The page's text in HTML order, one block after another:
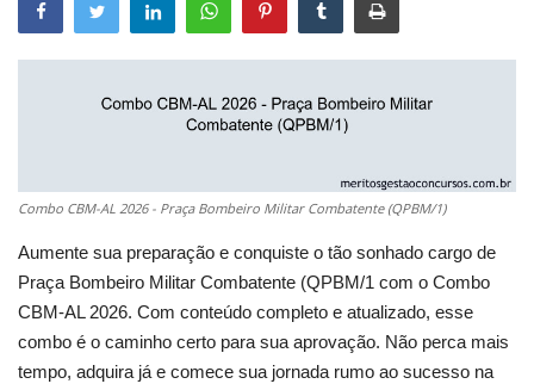
Combo CBM-AL 2026 - Praça Bombeiro Militar Combatente (QPBM/1)
Aumente sua preparação e conquiste o tão sonhado cargo de
Praça Bombeiro Militar Combatente (QPBM/1 com o Combo
CBM-AL 2026. Com conteúdo completo e atualizado, esse
combo é o caminho certo para sua aprovação. Não perca mais
tempo, adquira já e comece sua jornada rumo ao sucesso na